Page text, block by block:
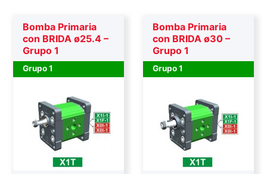
Bomba Primaria
con BRIDA ø25.4 –
Grupo 1
Grupo 1
Bomba Primaria
con BRIDA ø30 –
Grupo 1
Grupo 1